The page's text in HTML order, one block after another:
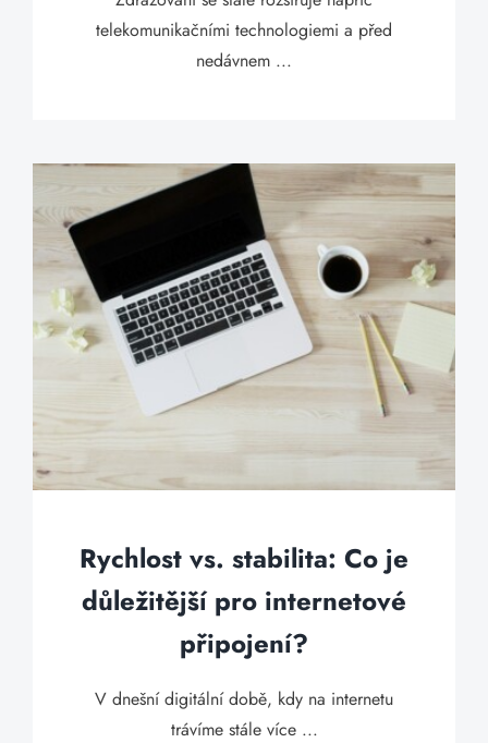
telekomunikačními technologiemi a před
nedávnem ...
Rychlost vs. stabilita: Co je
důležitější pro internetové
připojení?
V dnešní digitální době, kdy na internetu
trávíme stále více ...